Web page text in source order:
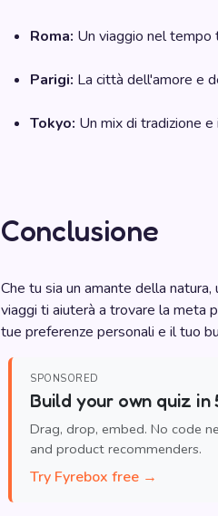
Roma: Un viaggio nel tempo
Parigi: La città dell'amore e
Tokyo: Un mix di tradizione
Conclusione
Che tu sia un amante della
viaggi ti aiuterà a trovare la meta
tue preferenze personali e il tuo
SPONSORED
Build your own quiz in
Drag, drop, embed. No code
and product recommenders.
Try Fyrebox free →